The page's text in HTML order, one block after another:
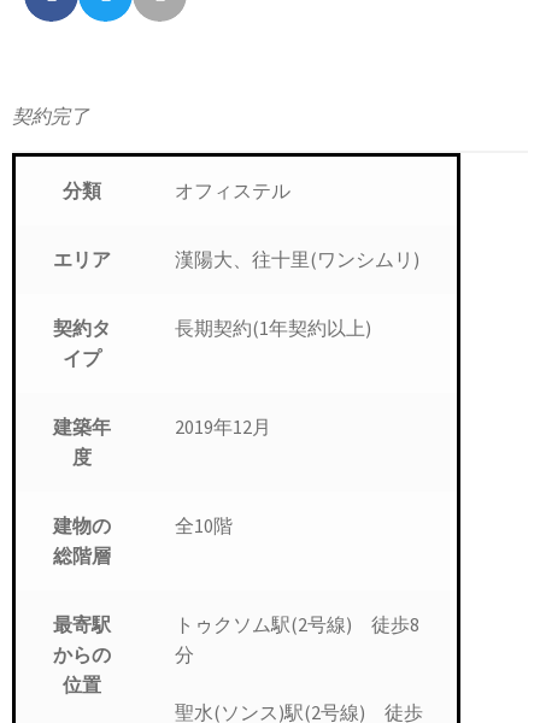
契約完了
分類 オフィステル
エリア 漢陽大、往十里(ワンシムリ)
契約タ
イプ
長期契約(1年契約以上)
建築年
度
2019年12月
建物の
総階層
全10階
最寄駅
からの
位置
トゥクソム駅(2号線) 徒歩8
分
聖水(ソンス)駅(2号線) 徒歩